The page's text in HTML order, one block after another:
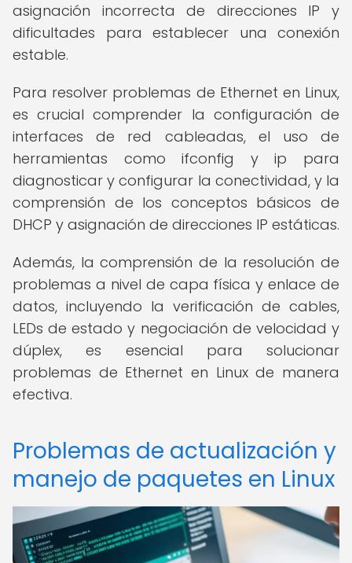
asignación incorrecta de direcciones IP y
dificultades para establecer una conexión
estable.
Para resolver problemas de Ethernet en Linux,
es crucial comprender la configuración de
interfaces de red cableadas, el uso de
herramientas como ifconfig y ip para
diagnosticar y configurar la conectividad, y la
comprensión de los conceptos básicos de
DHCP y asignación de direcciones IP estáticas.
Además, la comprensión de la resolución de
problemas a nivel de capa física y enlace de
datos, incluyendo la verificación de cables,
LEDs de estado y negociación de velocidad y
dúplex, es esencial para solucionar
problemas de Ethernet en Linux de manera
efectiva.
Problemas de actualización y
manejo de paquetes en Linux